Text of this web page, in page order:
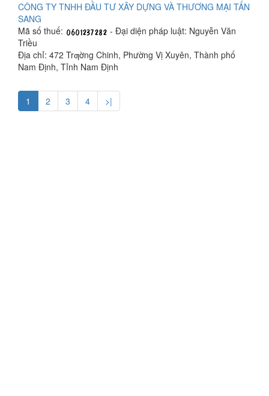
CÔNG TY TNHH ĐẦU TƯ XÂY DỰNG VÀ THƯƠNG MẠI TẤN
SANG
Mã số thuế:
- Đại diện pháp luật: Nguyễn Văn
Triều
Địa chỉ: 472 Trƣờng Chinh, Phường Vị Xuyên, Thành phố
Nam Định, Tỉnh Nam Định
1 2 3 4 >|